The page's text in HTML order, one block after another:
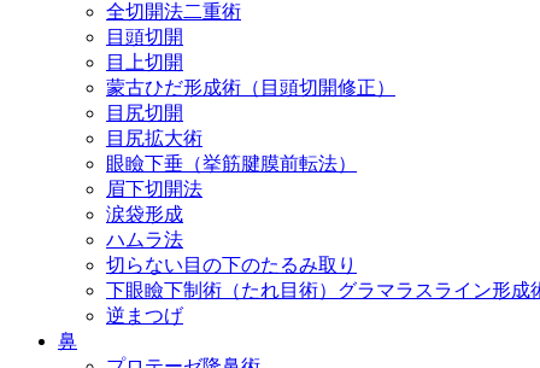
全切開法二重術
目頭切開
目上切開
蒙古ひだ形成術（目頭切開修正）
目尻切開
目尻拡大術
眼瞼下垂（挙筋腱膜前転法）
眉下切開法
涙袋形成
ハムラ法
切らない目の下のたるみ取り
下眼瞼下制術（たれ目術）グラマラスライン形成
逆まつげ
鼻